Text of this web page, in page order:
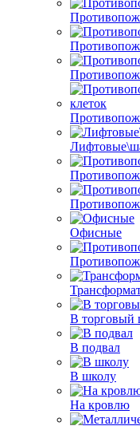
Офисные
В торговый
В подвал
В школу
На кровлю